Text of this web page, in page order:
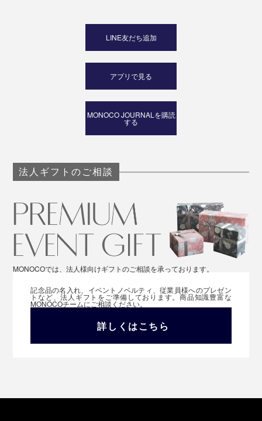
LINE友だち追加
アプリで見る
MONOCO JOURNALを購読
する
法人ギフトのご相談
MONOCOでは、法人様向けギフトのご相談を承っております。
記念品の名入れ、イベントノベルティ、従業員様へのプレゼン
トなど、法人ギフトをご準備しております。商品知識豊富な
MONOCOチームにご相談ください。
詳しくはこちら